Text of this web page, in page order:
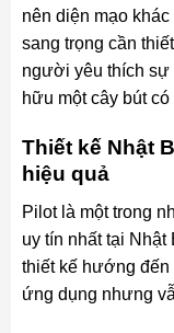
nên diện mạo
sang trọng cần
người yêu thích sự
hữu một cây bút
Thiết kế Nhật
hiệu quả
Pilot là một trong
uy tín nhất tại
thiết kế hướng
ứng dụng nhưng